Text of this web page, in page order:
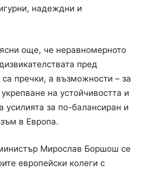
надеждни и
още, че неравномерното
пред
са пречки, а възможности – за
на устойчивостта и
усилията за по-балансиран и
в Европа.
Мирослав Боршош се
европейски колеги с